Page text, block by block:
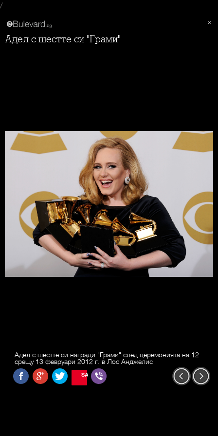
/
Адел с шестте си "Грами"
Адел с шестте си награди "Грами" след церемонията на 12
срещу 13 февруари 2012 г. в Лос Анджелис
SAVE